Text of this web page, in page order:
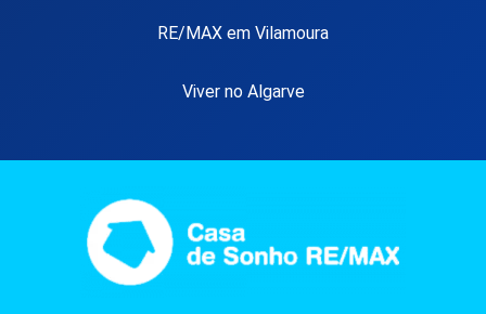
RE/MAX em Vilamoura
Viver no Algarve